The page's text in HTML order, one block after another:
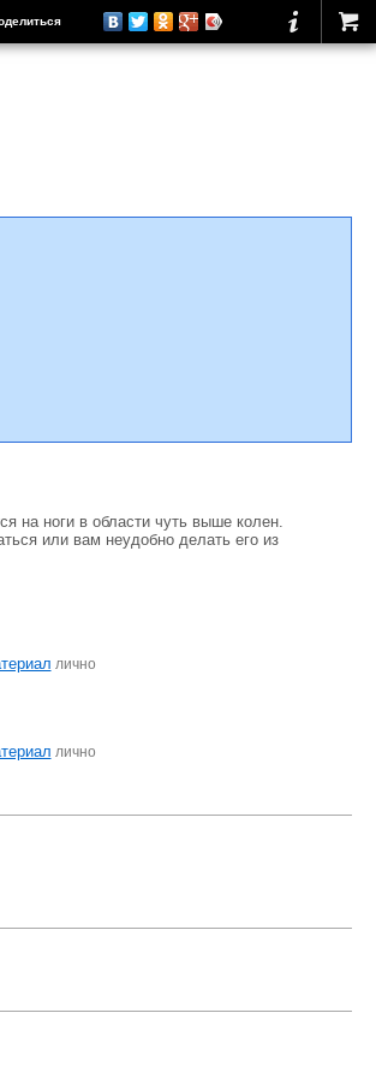
на ноги в области чуть выше колен.
или вам неудобно делать его из
лично
лично